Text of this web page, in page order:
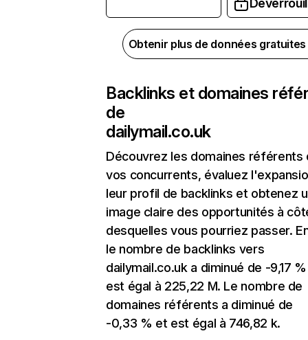
Obtenir plus de données
Backlinks et domaines
de
dailymail.co.uk
Découvrez les domaines référents
vos concurrents, évaluez
leur profil de backlinks et obtenez
image claire des opportunités à
desquelles vous pourriez passer.
le nombre de backlinks vers
dailymail.co.uk a diminué de -9,17
est égal à 225,22 M. Le nombre de
domaines référents a diminué de
-0,33 % et est égal à 746,82 k.